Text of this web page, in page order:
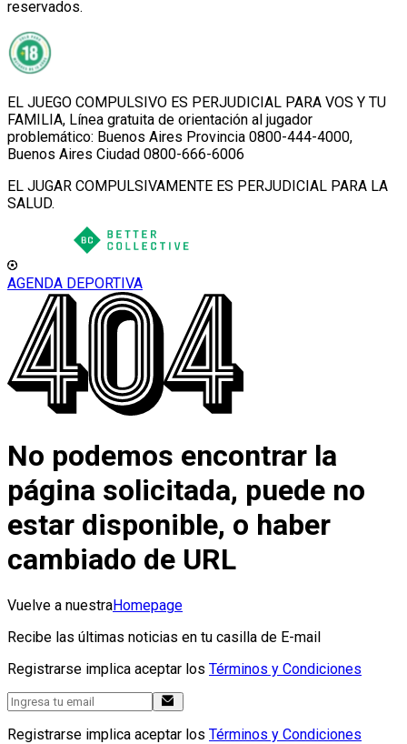
reservados.
EL JUEGO COMPULSIVO ES PERJUDICIAL PARA VOS Y TU
FAMILIA, Línea gratuita de orientación al jugador
problemático: Buenos Aires Provincia 0800-444-4000,
Buenos Aires Ciudad 0800-666-6006
EL JUGAR COMPULSIVAMENTE ES PERJUDICIAL PARA LA
SALUD.
AGENDA DEPORTIVA
No podemos encontrar la
página solicitada, puede no
estar disponible, o haber
cambiado de URL
Vuelve a nuestraHomepage
Recibe las últimas noticias en tu casilla de E-mail
Registrarse implica aceptar los Términos y Condiciones
Registrarse implica aceptar los Términos y Condiciones